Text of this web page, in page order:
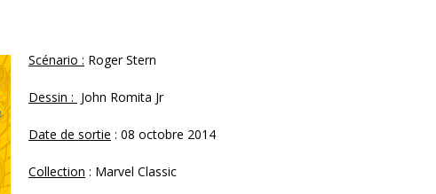
Scénario : Roger Stern
Dessin : John Romita Jr
Date de sortie : 08 octobre 2014
Collection : Marvel Classic